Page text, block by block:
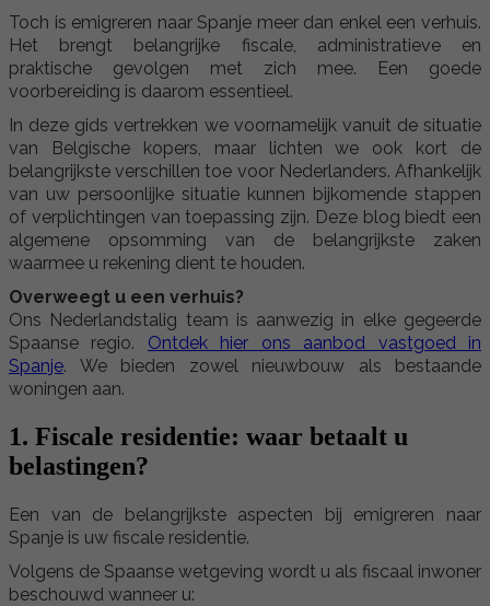
Toch is emigreren naar Spanje meer dan enkel een verhuis.
Het brengt belangrijke fiscale, administratieve en
praktische gevolgen met zich mee. Een goede
voorbereiding is daarom essentieel.
In deze gids vertrekken we voornamelijk vanuit de situatie
van Belgische kopers, maar lichten we ook kort de
belangrijkste verschillen toe voor Nederlanders. Afhankelijk
van uw persoonlijke situatie kunnen bijkomende stappen
of verplichtingen van toepassing zijn. Deze blog biedt een
algemene opsomming van de belangrijkste zaken
waarmee u rekening dient te houden.
Overweegt u een verhuis?
Ons Nederlandstalig team is aanwezig in elke gegeerde
Spaanse regio. Ontdek hier ons aanbod vastgoed in
Spanje. We bieden zowel nieuwbouw als bestaande
woningen aan.
1. Fiscale residentie: waar betaalt u
belastingen?
Een van de belangrijkste aspecten bij emigreren naar
Spanje is uw fiscale residentie.
Volgens de Spaanse wetgeving wordt u als fiscaal inwoner
beschouwd wanneer u: